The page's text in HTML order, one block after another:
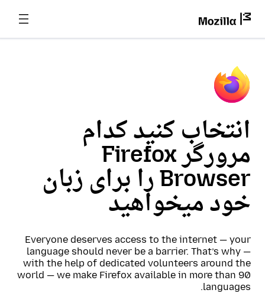
انتخاب کنید کدام
مرورگر Firefox
Browser را برای زبان
خود میخواهید
Everyone deserves access to the internet — your
language should never be a barrier. That’s why —
with the help of dedicated volunteers around the
world — we make Firefox available in more than 90
languages.